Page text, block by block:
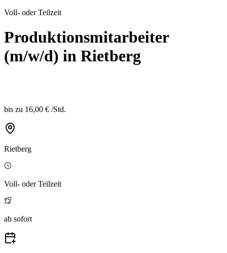
Voll- oder Teilzeit
Produktionsmitarbeiter
(m/w/d) in Rietberg
bis zu 16,00 € /Std.
Rietberg
Voll- oder Teilzeit
ab sofort